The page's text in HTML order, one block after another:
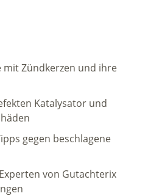
Zündkerzen und ihre
Katalysator und
gegen beschlagene
von Gutachterix